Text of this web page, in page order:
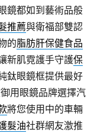
鏡都如到藝術品般
推薦與衛福部雙認
的脂肪肝保健食品
新肌霓護手守護保
鈦眼鏡框提供最好
用眼鏡品牌選擇汽
將您使用中的車輛
髮油社群網友激推